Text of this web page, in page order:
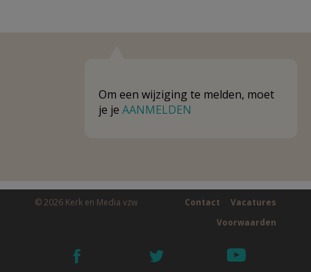
Om een wijziging te melden, moet
je je AANMELDEN
© 2026 Kerk en Media vzw Vacatures
Contact
Voorwaarden